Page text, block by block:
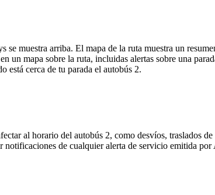
muestra arriba. El mapa de la ruta muestra un
un mapa sobre la ruta, incluidas alertas sobre una
está cerca de tu parada el autobús 2.
al horario del autobús 2, como desvíos, traslados
notificaciones de cualquier alerta de servicio emitida